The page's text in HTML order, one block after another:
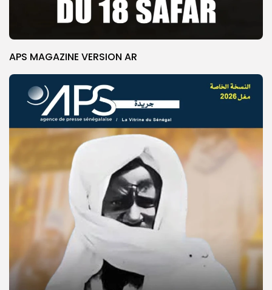
© Copyright 2025, APS
APS MAGAZINE VERSION AR